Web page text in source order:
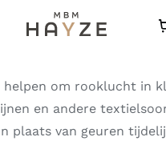
Over HAYZE
helpen om rooklucht in
en andere
plaats van geuren